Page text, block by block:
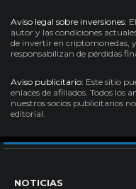
Aviso legal sobre inversiones:
autor y las condiciones
de invertir en criptomonedas,
responsabilizan de pérdidas
Aviso publicitario: Este sitio
enlaces de afiliados. Todos los
nuestros socios publicitarios
editorial.
NOTICIAS